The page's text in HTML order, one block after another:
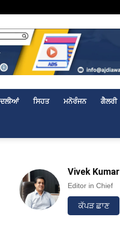
ਸਿਹਤ ਮਨੋਰੰਜਨ ਗੈਲਰੀ
Vivek Kumar
Editor in Chief
ਕੱਪੜ ਛਾਣ